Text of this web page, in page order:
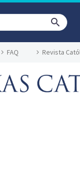
FAQ Revista